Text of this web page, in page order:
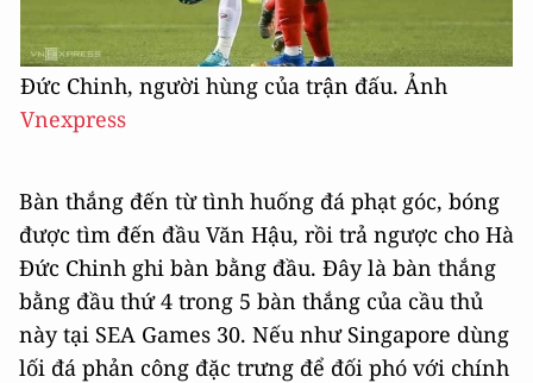
Đức Chinh, người hùng của trận đấu. Ảnh
Vnexpress
Bàn thắng đến từ tình huống đá phạt góc, bóng
được tìm đến đầu Văn Hậu, rồi trả ngược cho Hà
Đức Chinh ghi bàn bằng đầu. Đây là bàn thắng
bằng đầu thứ 4 trong 5 bàn thắng của cầu thủ
này tại SEA Games 30. Nếu như Singapore dùng
lối đá phản công đặc trưng để đối phó với chính